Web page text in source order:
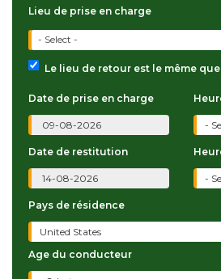
Lieu de prise en charge
- Select -
Le lieu de retour est le même
Date de prise en charge
Date de restitution
Pays de résidence
Age du conducteur